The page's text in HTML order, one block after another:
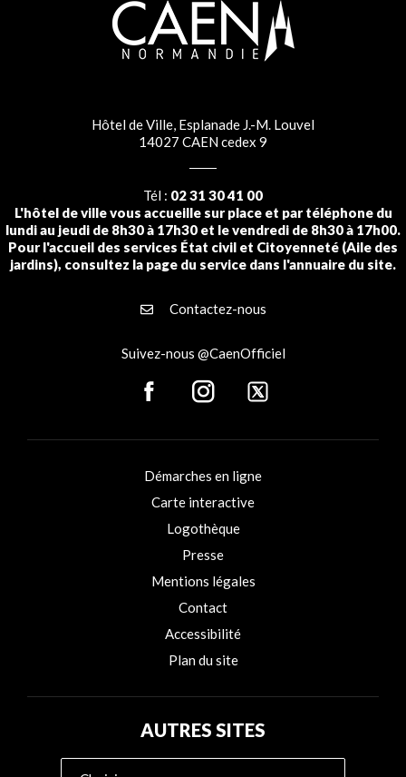
Hôtel de Ville, Esplanade J.-M. Louvel
14027 CAEN cedex 9
Tél : 02 31 30 41 00
L'hôtel de ville vous accueille sur place et par téléphone du
lundi au jeudi de 8h30 à 17h30 et le vendredi de 8h30 à 17h00.
Pour l'accueil des services État civil et Citoyenneté (Aile des
jardins), consultez la page du service dans l'annuaire du site.
Contactez-nous
Suivez-nous @CaenOfficiel
Démarches en ligne
Carte interactive
Logothèque
Presse
Mentions légales
Contact
Accessibilité
Plan du site
AUTRES SITES